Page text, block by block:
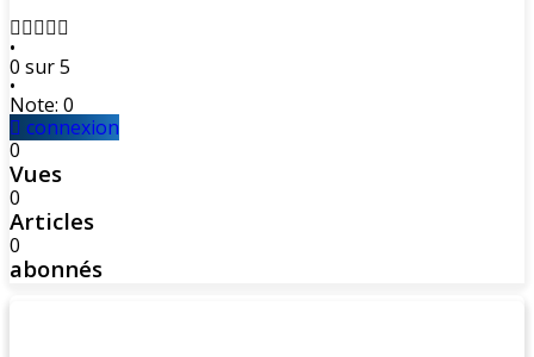
•
0 sur 5
•
Note: 0
connexion
0
Vues
0
Articles
0
abonnés